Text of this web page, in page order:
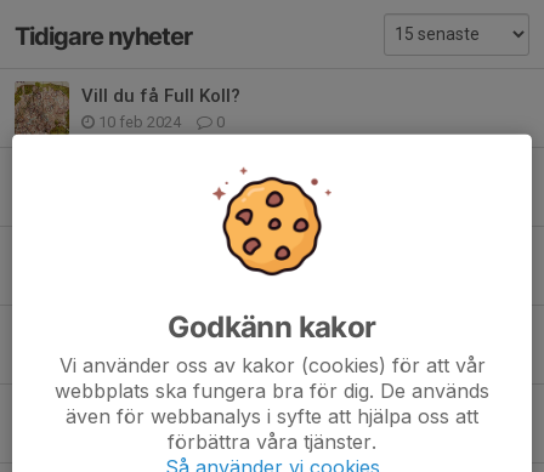
Tidigare nyheter
Vill du få Full Koll?
10 feb 2024 0
Nu är det massor av Sprint-orientering!
0
Tävlingssäsongen är igång!
Läger i sommar
5 apr 2023 0
Teknikträning på tisdagar
25 mar 2023 0
Godkänn kakor
Vi använder oss av kakor (cookies) för att vår
webbplats ska fungera bra för dig. De används
även för webbanalys i syfte att hjälpa oss att
förbättra våra tjänster.
Så använder vi cookies